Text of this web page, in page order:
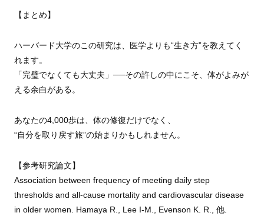
【まとめ】
ハーバード大学のこの研究は、医学よりも“生き方”を教えてく
れます。
「完璧でなくても大丈夫」──その許しの中にこそ、体がよみが
える余白がある。
あなたの4,000歩は、体の修復だけでなく、
“自分を取り戻す旅”の始まりかもしれません。
【参考研究論文】
Association between frequency of meeting daily step
thresholds and all‑cause mortality and cardiovascular disease
in older women. Hamaya R., Lee I-M., Evenson K. R., 他.